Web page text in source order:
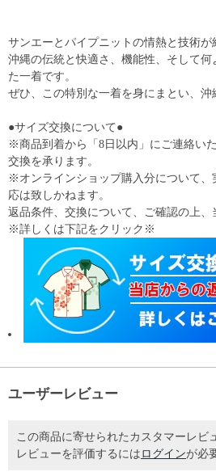
サンエーとパイプニットの情熱と技術が
沖縄の伝統と快適さ、機能性、そして
た一着です。
ぜひ、この特別な一着を身にまとい、沖
●サイズ交換について●
※商品到着から「8日以内」にご連絡い
交換を承ります。
※オンラインショップ購入分について、
応は致しかねます。
返品条件、交換について、ご確認の上、
※詳しくは下記をクリック※
ユーザーレビュー
この商品に寄せられたカスタマーレビ
レビューを評価するには ログインが必